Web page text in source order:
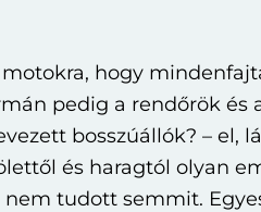
hogy
pedig a rendőrök és
bosszúállók? – el,
és haragtól olyan
tudott semmit.